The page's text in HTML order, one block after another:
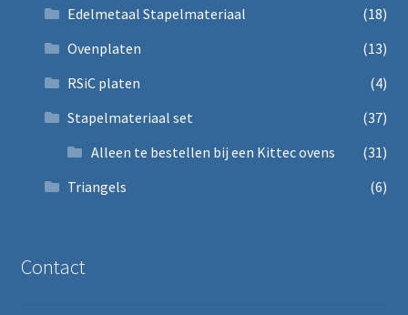
Edelmetaal Stapelmateriaal
(18)
Ovenplaten
(13)
RSiC platen
(4)
Stapelmateriaal set
(37)
Alleen te bestellen bij een Kittec ovens
(31)
Triangels
(6)
Contact